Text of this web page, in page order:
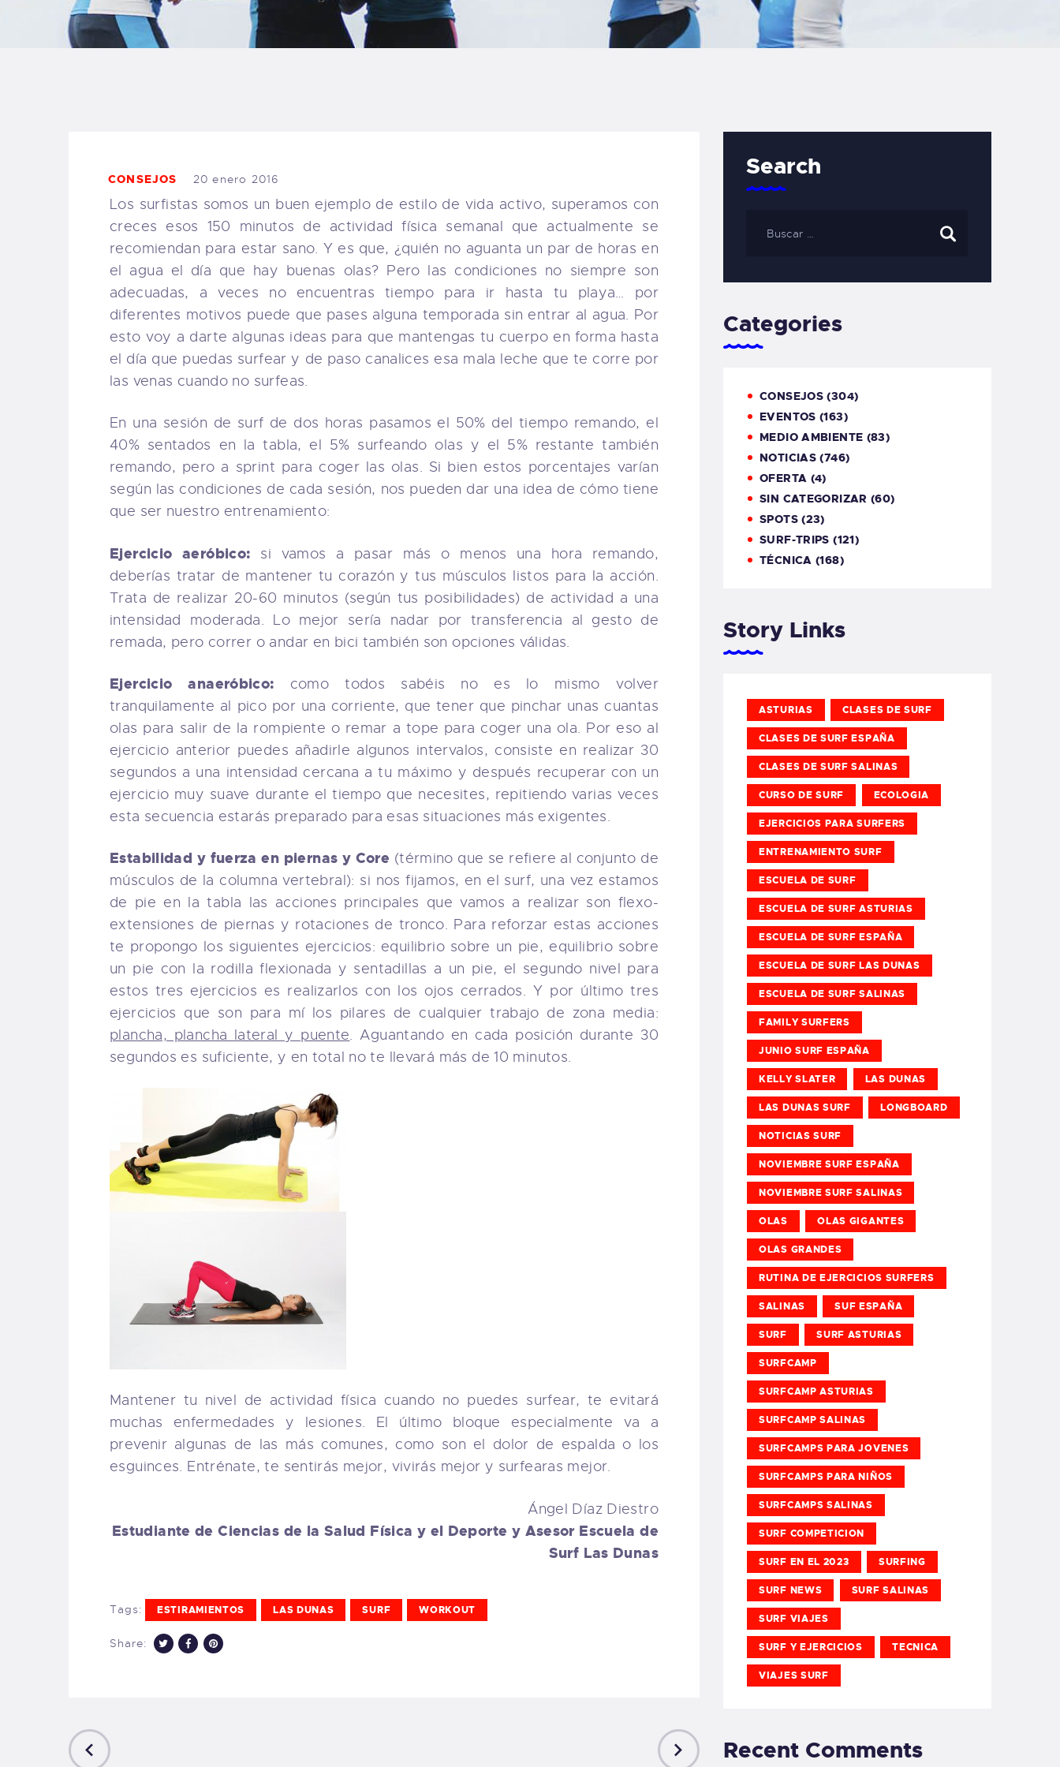
BLOG
TIENDA FAMILY
SURFERS
WEBCAM SALINAS
PEDIDOS
CONSEJOS 20 enero 2016
Los surfistas somos un buen ejemplo de estilo de vida activo, superamos con
creces esos 150 minutos de actividad física semanal que actualmente se
recomiendan para estar sano. Y es que, ¿quién no aguanta un par de horas en
el agua el día que hay buenas olas? Pero las condiciones no siempre son
adecuadas, a veces no encuentras tiempo para ir hasta tu playa… por
diferentes motivos puede que pases alguna temporada sin entrar al agua. Por
esto voy a darte algunas ideas para que mantengas tu cuerpo en forma hasta
el día que puedas surfear y de paso canalices esa mala leche que te corre por
las venas cuando no surfeas.
En una sesión de surf de dos horas pasamos el 50% del tiempo remando, el
40% sentados en la tabla, el 5% surfeando olas y el 5% restante también
remando, pero a sprint para coger las olas. Si bien estos porcentajes varían
según las condiciones de cada sesión, nos pueden dar una idea de cómo tiene
que ser nuestro entrenamiento:
Ejercicio aeróbico: si vamos a pasar más o menos una hora remando,
deberías tratar de mantener tu corazón y tus músculos listos para la acción.
Trata de realizar 20-60 minutos (según tus posibilidades) de actividad a una
intensidad moderada. Lo mejor sería nadar por transferencia al gesto de
remada, pero correr o andar en bici también son opciones válidas.
Ejercicio anaeróbico: como todos sabéis no es lo mismo volver
tranquilamente al pico por una corriente, que tener que pinchar unas cuantas
olas para salir de la rompiente o remar a tope para coger una ola. Por eso al
ejercicio anterior puedes añadirle algunos intervalos, consiste en realizar 30
segundos a una intensidad cercana a tu máximo y después recuperar con un
ejercicio muy suave durante el tiempo que necesites, repitiendo varias veces
esta secuencia estarás preparado para esas situaciones más exigentes.
Estabilidad y fuerza en piernas y Core (término que se refiere al conjunto de
músculos de la columna vertebral): si nos fijamos, en el surf, una vez estamos
de pie en la tabla las acciones principales que vamos a realizar son flexo-
extensiones de piernas y rotaciones de tronco. Para reforzar estas acciones
te propongo los siguientes ejercicios: equilibrio sobre un pie, equilibrio sobre
un pie con la rodilla flexionada y sentadillas a un pie, el segundo nivel para
estos tres ejercicios es realizarlos con los ojos cerrados. Y por último tres
ejercicios que son para mí los pilares de cualquier trabajo de zona media:
plancha, plancha lateral y puente. Aguantando en cada posición durante 30
segundos es suficiente, y en total no te llevará más de 10 minutos.
Mantener tu nivel de actividad física cuando no puedes surfear, te evitará
muchas enfermedades y lesiones. El último bloque especialmente va a
prevenir algunas de las más comunes, como son el dolor de espalda o los
esguinces. Entrénate, te sentirás mejor, vivirás mejor y surfearas mejor.
Ángel Díaz Diestro
Estudiante de Ciencias de la Salud Física y el Deporte y Asesor Escuela de
Surf Las Dunas
Tags: ESTIRAMIENTOS LAS DUNAS SURF WORKOUT
Share:
Search
Categories
CONSEJOS (304)
EVENTOS (163)
MEDIO AMBIENTE (83)
NOTICIAS (746)
OFERTA (4)
SIN CATEGORIZAR (60)
SPOTS(23)
SURF-TRIPS (121)
TÉCNICA (168)
Story Links
ASTURIAS CLASES DE SURF
CLASES DE SURF ESPAÑA
CLASES DE SURF SALINAS
CURSO DE SURF ECOLOGIA
EJERCICIOS PARA SURFERS
ENTRENAMIENTO SURF
ESCUELA DE SURF
ESCUELA DE SURF ASTURIAS
ESCUELA DE SURF ESPAÑA
ESCUELA DE SURF LAS DUNAS
ESCUELA DE SURF SALINAS
FAMILY SURFERS
JUNIO SURF ESPAÑA
KELLY SLATER LAS DUNAS
LAS DUNAS SURF LONGBOARD
NOTICIAS SURF
NOVIEMBRE SURF ESPAÑA
NOVIEMBRE SURF SALINAS
OLAS OLAS GIGANTES
OLAS GRANDES
RUTINA DE EJERCICIOS SURFERS
SALINAS SUF ESPAÑA
SURF SURF ASTURIAS
SURFCAMP
SURFCAMP ASTURIAS
SURFCAMP SALINAS
SURFCAMPS PARA JOVENES
SURFCAMPS PARA NIÑOS
SURFCAMPS SALINAS
SURF COMPETICION
SURF EN EL 2023 SURFING
SURF NEWS SURF SALINAS
SURF VIAJES
SURF Y EJERCICIOS TECNICA
VIAJES SURF
Recent Comments